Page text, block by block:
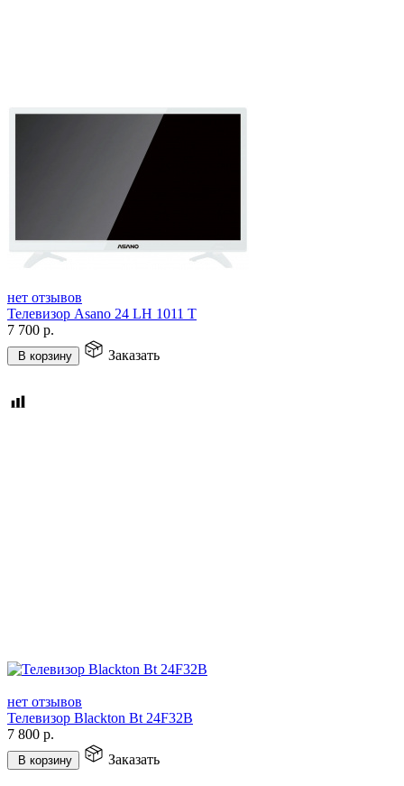
нет отзывов
Телевизор Asano 24 LH 1011 T
7 700 р.
В корзину Заказать
нет отзывов
Телевизор Blackton Bt 24F32B
7 800 р.
В корзину Заказать